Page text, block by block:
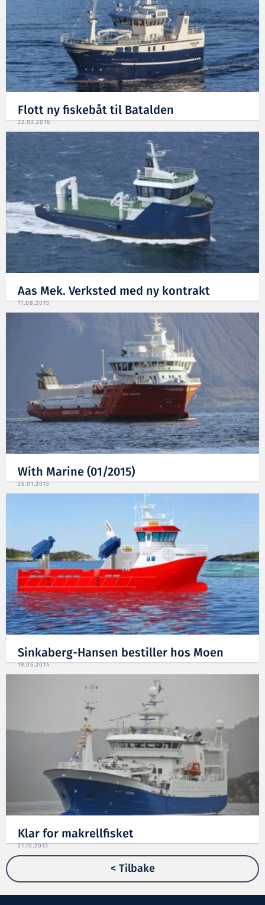
Flott ny fiskebåt til Batalden
22.02.2016
Aas Mek. Verksted med ny kontrakt
11.08.2015
With Marine (01/2015)
26.01.2015
Sinkaberg-Hansen bestiller hos Moen
19.05.2014
Klar for makrellfisket
21.10.2013
< Tilbake